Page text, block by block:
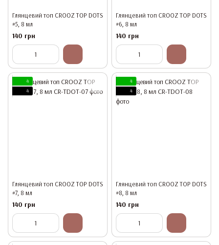
Глянцевий топ CROOZ TOP DOTS
#5, 8 мл
140 грн
Глянцевий топ CROOZ TOP DOTS
#6, 8 мл
140 грн
4
4
Глянцевий топ CROOZ TOP DOTS
#7, 8 мл
140 грн
4
4
Глянцевий топ CROOZ TOP DOTS
#8, 8 мл
140 грн